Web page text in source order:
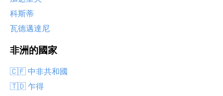
科斯蒂
瓦德邁達尼
非洲的國家
🇨🇫 中非共和國
🇹🇩 乍得